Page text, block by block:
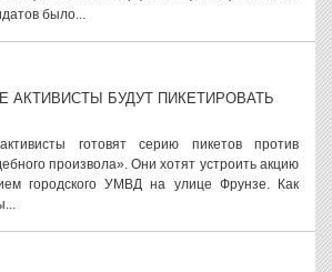
было...
АКТИВИСТЫ БУДУТ ПИКЕТИРОВАТЬ
готовят серию пикетов против
произвола». Они хотят устроить акцию
городского УМВД на улице Фрунзе. Как